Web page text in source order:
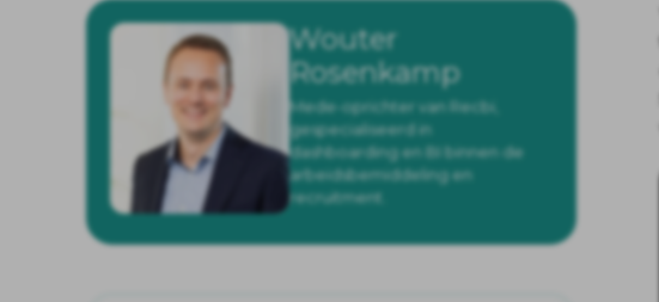
Wouter
Rosenkamp
Mede-oprichter van Recbi,
gespecialiseerd in
dashboarding en BI binnen de
arbeidsbemiddeling en
recruitment.